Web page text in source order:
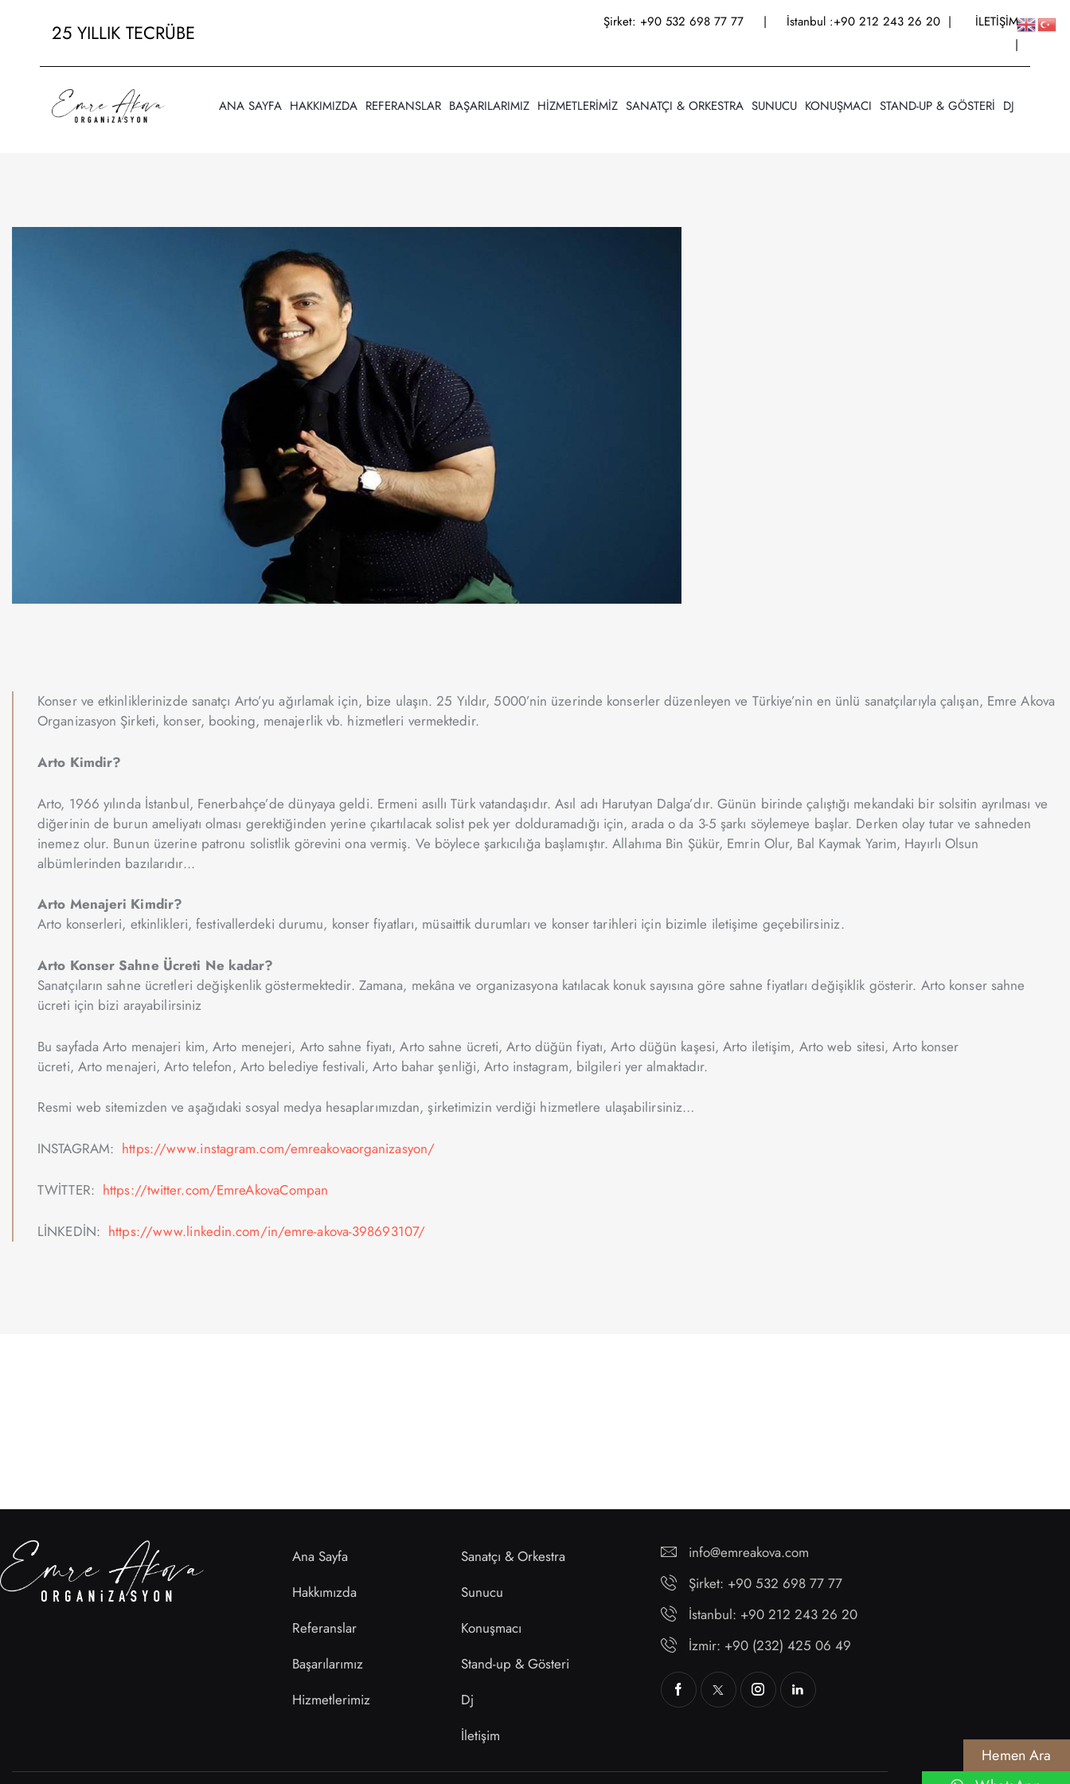
25 YILLIK TECRÜBE Şirket: +90 532 698 77 77| İstanbul :+90 212 243 26 20|
İLETİŞİM
|
ANA SAYFA HAKKIMIZDA REFERANSLAR BAŞARILARIMIZ HİZMETLERİMİZ SANATÇI & ORKESTRA SUNUCU KONUŞMACI STAND-UP & GÖSTERİ DJ
Hemen Ara
Konser ve etkinliklerinizde sanatçı Arto’yu ağırlamak için, bize ulaşın. 25 Yıldır, 5000’nin üzerinde konserler düzenleyen ve Türkiye’nin en ünlü sanatçılarıyla çalışan, Emre Akova
Organizasyon Şirketi, konser, booking, menajerlik vb. hizmetleri vermektedir.
Arto Kimdir?
Arto, 1966 yılında İstanbul, Fenerbahçe’de dünyaya geldi. Ermeni asıllı Türk vatandaşıdır. Asıl adı Harutyan Dalga’dır. Günün birinde çalıştığı mekandaki bir solsitin ayrılması ve
diğerinin de burun ameliyatı olması gerektiğinden yerine çıkartılacak solist pek yer dolduramadığı için, arada o da 3-5 şarkı söylemeye başlar. Derken olay tutar ve sahneden
inemez olur. Bunun üzerine patronu solistlik görevini ona vermiş. Ve böylece şarkıcılığa başlamıştır. Allahıma Bin Şükür, Emrin Olur, Bal Kaymak Yarim, Hayırlı Olsun
albümlerinden bazılarıdır...
Arto Menajeri Kimdir?
Arto konserleri, etkinlikleri, festivallerdeki durumu, konser fiyatları, müsaittik durumları ve konser tarihleri için bizimle iletişime geçebilirsiniz.
Arto Konser Sahne Ücreti Ne kadar?
Sanatçıların sahne ücretleri değişkenlik göstermektedir. Zamana, mekâna ve organizasyona katılacak konuk sayısına göre sahne fiyatları değişiklik gösterir. Arto konser sahne
ücreti için bizi arayabilirsiniz
Bu sayfadaArto menajeri kim,Arto menejeri, Arto sahne fiyatı,Artosahne ücreti,Arto düğün fiyatı,Artodüğün kaşesi,Arto iletişim, Arto web sitesi,Arto konser
ücreti, Arto menajeri,Arto telefon, Arto belediye festivali,Arto bahar şenliği,Arto instagram, bilgileri yer almaktadır.
Resmi web sitemizden ve aşağıdaki sosyal medya hesaplarımızdan, şirketimizin verdiği hizmetlere ulaşabilirsiniz…
INSTAGRAM: https://www.instagram.com/emreakovaorganizasyon/
TWİTTER: https://twitter.com/EmreAkovaCompan
LİNKEDİN: https://www.linkedin.com/in/emre-akova-398693107/
Ana Sayfa
Hakkımızda
Referanslar
Başarılarımız
Hizmetlerimiz
Sanatçı & Orkestra
Sunucu
Konuşmacı
Stand-up & Gösteri
Dj
İletişim
info@emreakova.com
Şirket: +90 532 698 77 77
İstanbul: +90 212 243 26 20
İzmir: +90 (232) 425 06 49